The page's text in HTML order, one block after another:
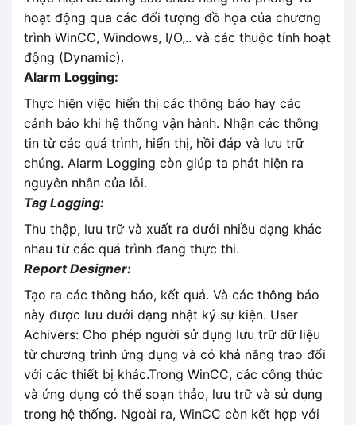
hoạt động qua các đối tượng đồ họa của chương
trình WinCC, Windows, I/O,.. và các thuộc tính hoạt
động (Dynamic).
Alarm Logging:
Thực hiện việc hiển thị các thông báo hay các
cảnh báo khi hệ thống vận hành. Nhận các thông
tin từ các quá trình, hiển thị, hồi đáp và lưu trữ
chúng. Alarm Logging còn giúp ta phát hiện ra
nguyên nhân của lỗi.
Tag Logging:
Thu thập, lưu trữ và xuất ra dưới nhiều dạng khác
nhau từ các quá trình đang thực thi.
Report Designer:
Tạo ra các thông báo, kết quả. Và các thông báo
này được lưu dưới dạng nhật ký sự kiện. User
Achivers: Cho phép người sử dụng lưu trữ dữ liệu
từ chương trình ứng dụng và có khả năng trao đổi
với các thiết bị khác.Trong WinCC, các công thức
và ứng dụng có thể soạn thảo, lưu trữ và sử dụng
trong hệ thống. Ngoài ra, WinCC còn kết hợp với